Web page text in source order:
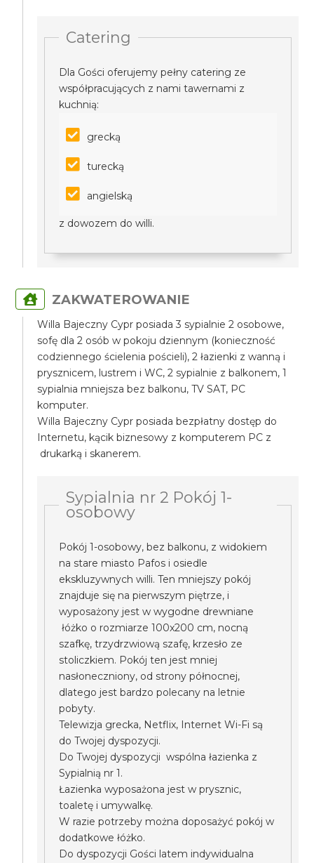
Catering
Dla Gości oferujemy pełny catering ze
współpracujących z nami tawernami z
kuchnią:
grecką
turecką
angielską
z dowozem do willi.
ZAKWATEROWANIE
Willa Bajeczny Cypr posiada 3 sypialnie 2 osobowe,
sofę dla 2 osób w pokoju dziennym (konieczność
codziennego ścielenia pościeli), 2 łazienki z wanną i
prysznicem, lustrem i WC, 2 sypialnie z balkonem, 1
sypialnia mniejsza bez balkonu, TV SAT, PC
komputer.
Willa Bajeczny Cypr posiada bezpłatny dostęp do
Internetu, kącik biznesowy z komputerem PC z
drukarką i skanerem.
Sypialnia nr 2 Pokój 1-
osobowy
Pokój 1-osobowy, bez balkonu, z widokiem
na stare miasto Pafos i osiedle
ekskluzywnych willi. Ten mniejszy pokój
znajduje się na pierwszym piętrze, i
wyposażony jest w wygodne drewniane
łóżko o rozmiarze 100x200 cm, nocną
szafkę, trzydrzwiową szafę, krzesło ze
stoliczkiem. Pokój ten jest mniej
nasłoneczniony, od strony północnej,
dlatego jest bardzo polecany na letnie
pobyty.
Telewizja grecka, Netflix, Internet Wi-Fi są
do Twojej dyspozycji.
Do Twojej dyspozycji wspólna łazienka z
Sypialnią nr 1.
Łazienka wyposażona jest w prysznic,
toaletę i umywalkę.
W razie potrzeby można doposażyć pokój w
dodatkowe łóżko.
Do dyspozycji Gości latem indywidualna